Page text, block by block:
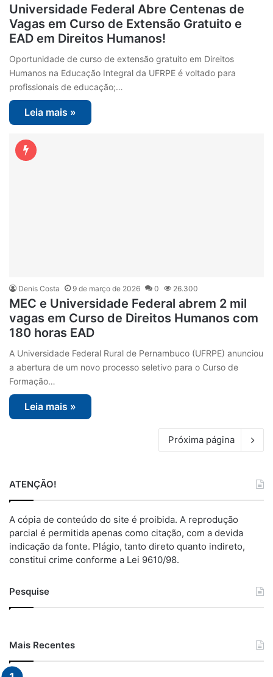
Universidade Federal Abre Centenas de
Vagas em Curso de Extensão Gratuito e
EAD em Direitos Humanos!
Oportunidade de curso de extensão gratuito em Direitos
Humanos na Educação Integral da UFRPE é voltado para
profissionais de educação;…
Leia mais »
Denis Costa 9 de março de 2026 0 26.300
MEC e Universidade Federal abrem 2 mil
vagas em Curso de Direitos Humanos com
180 horas EAD
A Universidade Federal Rural de Pernambuco (UFRPE) anunciou
a abertura de um novo processo seletivo para o Curso de
Formação…
Leia mais »
Próxima página
ATENÇÃO!
A cópia de conteúdo do site é proibida. A reprodução
parcial é permitida apenas como citação, com a devida
indicação da fonte. Plágio, tanto direto quanto indireto,
constitui crime conforme a Lei 9610/98.
Pesquise
Mais Recentes